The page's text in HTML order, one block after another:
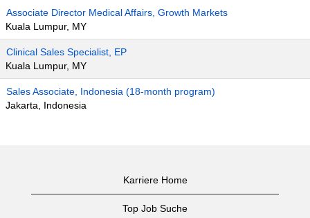
Associate Director Medical Affairs, Growth Markets
Kuala Lumpur, MY
Clinical Sales Specialist, EP
Kuala Lumpur, MY
Sales Associate, Indonesia (18-month program)
Jakarta, Indonesia
Karriere Home
Top Job Suche